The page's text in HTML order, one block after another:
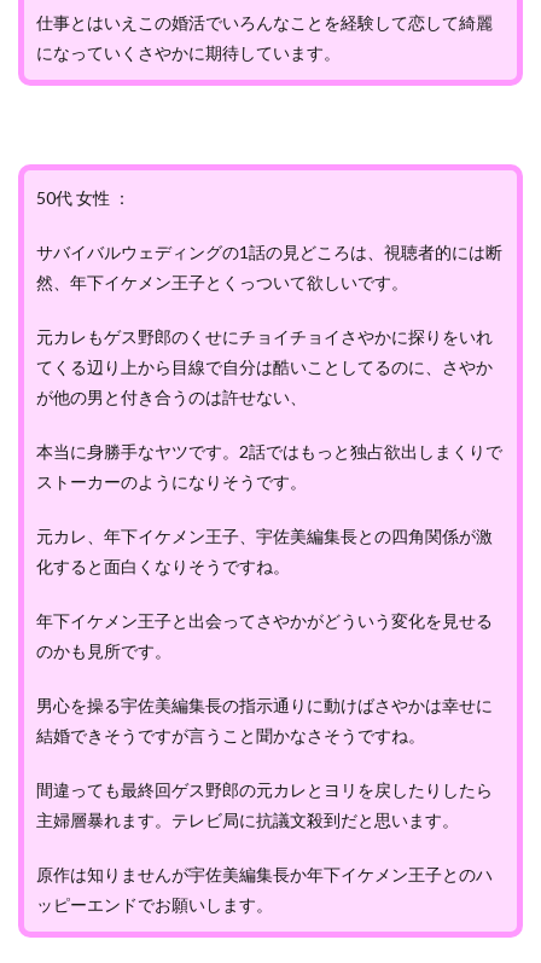
仕事とはいえこの婚活でいろんなことを経験して恋して綺麗
になっていくさやかに期待しています。
50代 女性 ：
サバイバルウェディングの1話の見どころは、視聴者的には断
然、年下イケメン王子とくっついて欲しいです。
元カレもゲス野郎のくせにチョイチョイさやかに探りをいれ
てくる辺り上から目線で自分は酷いことしてるのに、さやか
が他の男と付き合うのは許せない、
本当に身勝手なヤツです。2話ではもっと独占欲出しまくりで
ストーカーのようになりそうです。
元カレ、年下イケメン王子、宇佐美編集長との四角関係が激
化すると面白くなりそうですね。
年下イケメン王子と出会ってさやかがどういう変化を見せる
のかも見所です。
男心を操る宇佐美編集長の指示通りに動けばさやかは幸せに
結婚できそうですが言うこと聞かなさそうですね。
間違っても最終回ゲス野郎の元カレとヨリを戻したりしたら
主婦層暴れます。テレビ局に抗議文殺到だと思います。
原作は知りませんが宇佐美編集長か年下イケメン王子とのハ
ッピーエンドでお願いします。